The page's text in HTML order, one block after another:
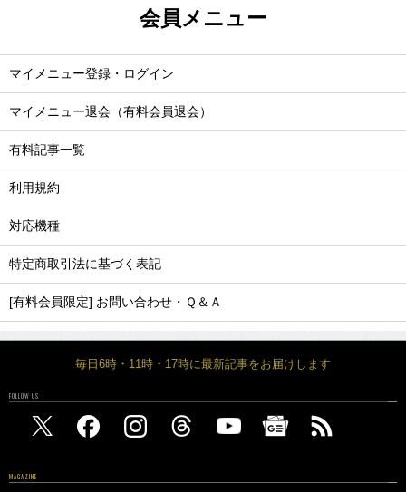
会員メニュー
マイメニュー登録・ログイン
マイメニュー退会（有料会員退会）
有料記事一覧
利用規約
対応機種
特定商取引法に基づく表記
[有料会員限定] お問い合わせ・Ｑ＆Ａ
毎日6時・11時・17時に最新記事をお届けします
FOLLOW US
MAGAZINE